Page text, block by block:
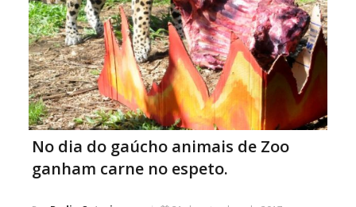
No dia do gaúcho animais de Zoo
ganham carne no espeto.